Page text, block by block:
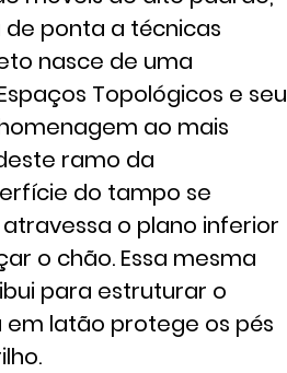
ponta a técnicas
nasce de uma
Topológicos e seu
ao mais
ramo da
do tampo se
o plano inferior
o chão. Essa mesma
para estruturar o
em latão protege os pés